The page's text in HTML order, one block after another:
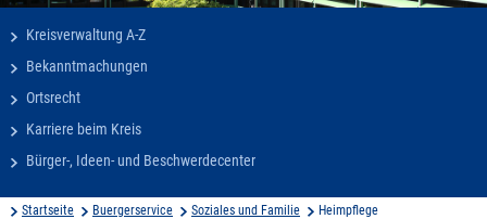
Kreisverwaltung A-Z
Bekanntmachungen
Ortsrecht
Karriere beim Kreis
Bürger-, Ideen- und Beschwerdecenter
Startseite Buergerservice Soziales und Familie Heimpflege